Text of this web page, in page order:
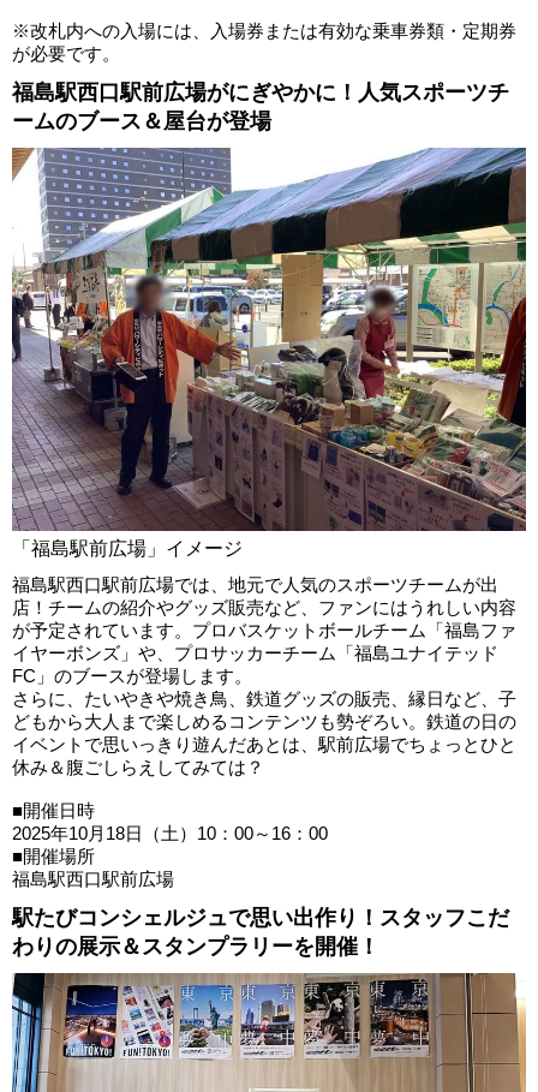
※改札内への入場には、入場券または有効な乗車券類・定期券
が必要です。
福島駅西口駅前広場がにぎやかに！人気スポーツチ
ームのブース＆屋台が登場
「福島駅前広場」イメージ
福島駅西口駅前広場では、地元で人気のスポーツチームが出
店！チームの紹介やグッズ販売など、ファンにはうれしい内容
が予定されています。プロバスケットボールチーム「福島ファ
イヤーボンズ」や、プロサッカーチーム「福島ユナイテッド
FC」のブースが登場します。
さらに、たいやきや焼き鳥、鉄道グッズの販売、縁日など、子
どもから大人まで楽しめるコンテンツも勢ぞろい。鉄道の日の
イベントで思いっきり遊んだあとは、駅前広場でちょっとひと
休み＆腹ごしらえしてみては？
■開催日時
2025年10月18日（土）10：00～16：00
■開催場所
福島駅西口駅前広場
駅たびコンシェルジュで思い出作り！スタッフこだ
わりの展示＆スタンプラリーを開催！